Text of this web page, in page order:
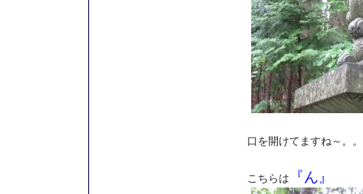
口を開けてますね～。。
こちらは 『ん』